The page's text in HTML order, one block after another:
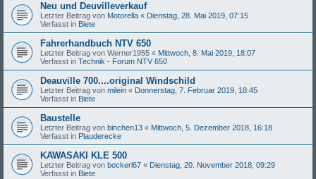
Neu und Deuvilleverkauf
Letzter Beitrag von Motorella « Dienstag, 28. Mai 2019, 07:15
Verfasst in Biete
Fahrerhandbuch NTV 650
Letzter Beitrag von Werner1955 « Mittwoch, 8. Mai 2019, 18:07
Verfasst in Technik - Forum NTV 650
Deauville 700....original Windschild
Letzter Beitrag von milein « Donnerstag, 7. Februar 2019, 18:45
Verfasst in Biete
Baustelle
Letzter Beitrag von binchen13 « Mittwoch, 5. Dezember 2018, 16:18
Verfasst in Plauderecke
KAWASAKI KLE 500
Letzter Beitrag von bockerl67 « Dienstag, 20. November 2018, 09:29
Verfasst in Biete